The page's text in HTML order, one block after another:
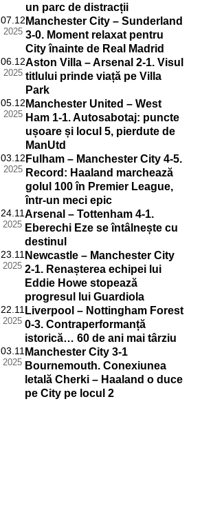
un parc de distracții
07.12
2025
Manchester City – Sunderland
3-0. Moment relaxat pentru
City înainte de Real Madrid
06.12
2025
Aston Villa – Arsenal 2-1. Visul
titlului prinde viață pe Villa
Park
05.12
2025
Manchester United – West
Ham 1-1. Autosabotaj: puncte
ușoare și locul 5, pierdute de
ManUtd
03.12
2025
Fulham – Manchester City 4-5.
Record: Haaland marchează
golul 100 în Premier League,
într-un meci epic
24.11
2025
Arsenal – Tottenham 4-1.
Eberechi Eze se întâlnește cu
destinul
23.11
2025
Newcastle – Manchester City
2-1. Renașterea echipei lui
Eddie Howe stopează
progresul lui Guardiola
22.11
2025
Liverpool – Nottingham Forest
0-3. Contraperformanță
istorică… 60 de ani mai târziu
03.11
2025
Manchester City 3-1
Bournemouth. Conexiunea
letală Cherki – Haaland o duce
pe City pe locul 2